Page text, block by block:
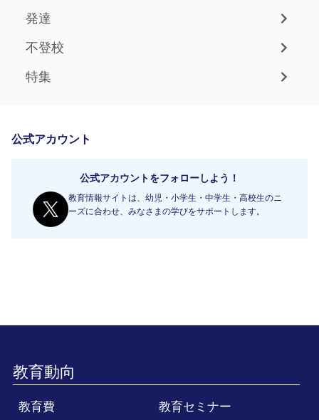
発達
不登校
特集
公式アカウント
公式アカウントをフォローしよう！
教育情報サイトは、幼児・小学生・中学生・高校生のニ
ーズに合わせ、みなさまの学びをサポートします。
教育動向
教育費 教育セミナー